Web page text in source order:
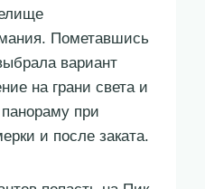
Пометавшись
вариант
на грани света и
при
и после заката.